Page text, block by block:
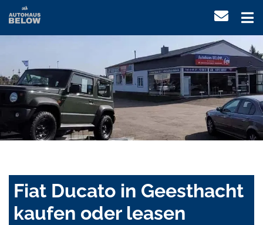
Fiat Ducato in Geesthacht
kaufen oder leasen